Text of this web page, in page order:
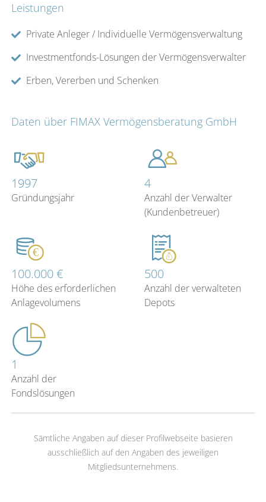
Leistungen
Private Anleger / Individuelle Vermögensverwaltung
Investmentfonds-Lösungen der Vermögensverwalter
Erben, Vererben und Schenken
Daten über FIMAX Vermögensberatung GmbH
1997
Gründungsjahr
4
Anzahl der Verwalter
(Kundenbetreuer)
100.000 €
Höhe des erforderlichen
Anlagevolumens
500
Anzahl der verwalteten
Depots
1
Anzahl der
Fondslösungen
Sämtliche Angaben auf dieser Profilwebseite basieren
ausschließlich auf den Angaben des jeweiligen
Mitgliedsunternehmens.